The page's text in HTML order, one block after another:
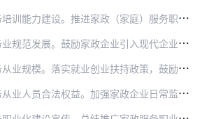
服务职业培训示范基地建设。开展家政服务培训师资示范培训和家政服务职业经理人培训。开发家政服务职业技能培训教程，推广使用…
代企业经营模式，提升专业化、规范化管理水平，打造家政服务品牌。支持和引导有条件的家政企业，逐步向员工制家政企业转型发展…
，鼓励农村转移劳动力、脱贫劳动力（含防止返贫监测对象）、城镇失业人员和未继续升学应届初高中毕业生等群体到家政服务领域就…
日常监管，落实企业主体责任，依法保障家政服务从业人员合法权益。深入实施全民参保计划，引导家政服务从业人员依法参加社会保…